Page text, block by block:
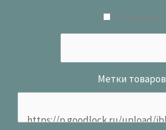
Метки товаров